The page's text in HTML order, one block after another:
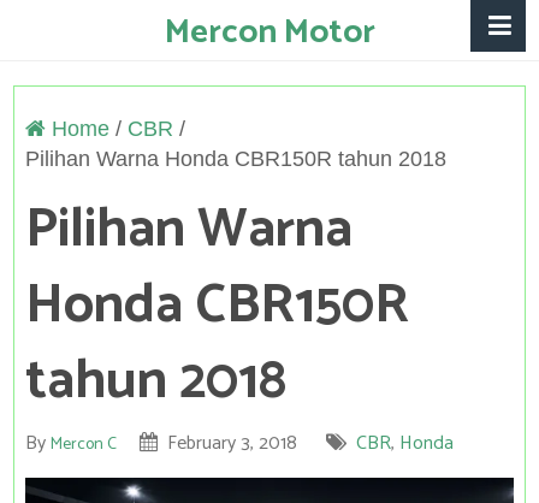
Mercon Motor
Home/ CBR /
Pilihan Warna Honda CBR150R tahun 2018
Pilihan Warna
Honda CBR150R
tahun 2018
ByMercon C February 3, 2018 CBR, Honda